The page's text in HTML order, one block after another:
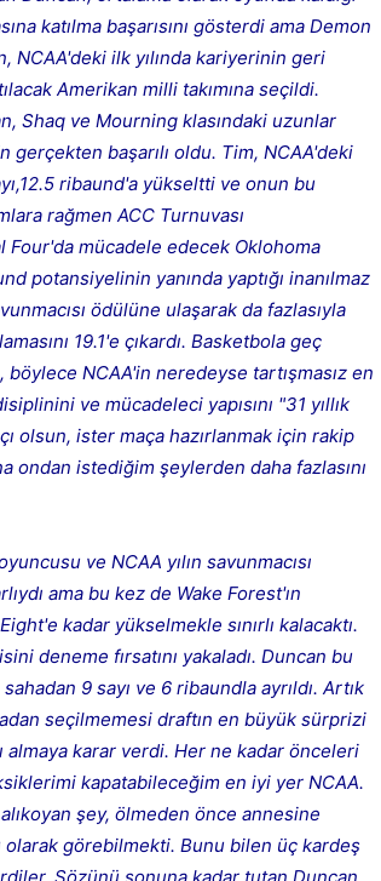
katılma başarısını gösterdi ama Demon
ilk yılında kariyerinin geri
Amerikan milli takımına seçildi.
Shaq ve Mourning klasındaki uzunlar
gerçekten başarılı oldu. Tim, NCAA'deki
ribaund'a yükseltti ve onun bu
rağmen ACC Turnuvası
Four'da mücadele edecek Oklohoma
potansiyelinin yanında yaptığı inanılmaz
ödülüne ulaşarak da fazlasıyla
19.1'e çıkardı. Basketbola geç
böylece NCAA'in neredeyse tartışmasız en
ve mücadeleci yapısını "31 yıllık
olsun, ister maça hazırlanmak için rakip
ondan istediğim şeylerden daha fazlasını
ve NCAA yılın savunmacısı
ama bu kez de Wake Forest'ın
kadar yükselmekle sınırlı kalacaktı.
deneme fırsatını yakaladı. Duncan bu
9 sayı ve 6 ribaundla ayrıldı. Artık
seçilmemesi draftın en büyük sürprizi
almaya karar verdi. Her ne kadar önceleri
kapatabileceğim en iyi yer NCAA.
şey, ölmeden önce annesine
görebilmekti. Bunu bilen üç kardeş